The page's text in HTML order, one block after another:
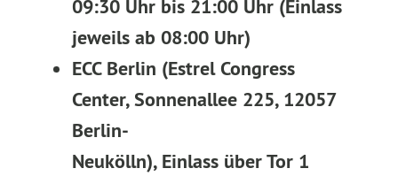
09:30 Uhr bis 21:00 Uhr (Einlass
jeweils ab 08:00 Uhr)
ECC Berlin (Estrel Congress
Center, Sonnenallee 225, 12057
Berlin-
Neukölln), Einlass über Tor 1